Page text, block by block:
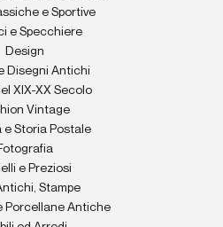
e Sportive
e Specchiere
Design
Disegni Antichi
XIX-XX Secolo
Vintage
e Storia Postale
e Preziosi
Stampe
Porcellane Antiche